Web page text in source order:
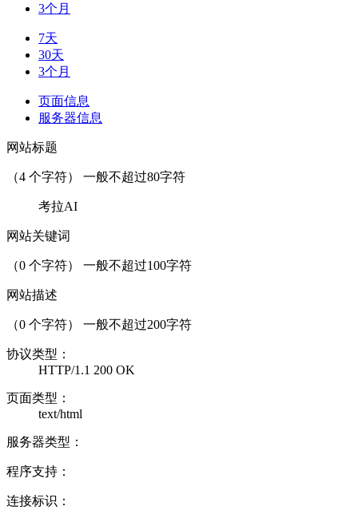
3个月
7天
30天
3个月
页面信息
服务器信息
网站标题
（4 个字符） 一般不超过80字符
考拉AI
网站关键词
（0 个字符） 一般不超过100字符
网站描述
（0 个字符） 一般不超过200字符
协议类型：
HTTP/1.1 200 OK
页面类型：
text/html
服务器类型：
程序支持：
连接标识：